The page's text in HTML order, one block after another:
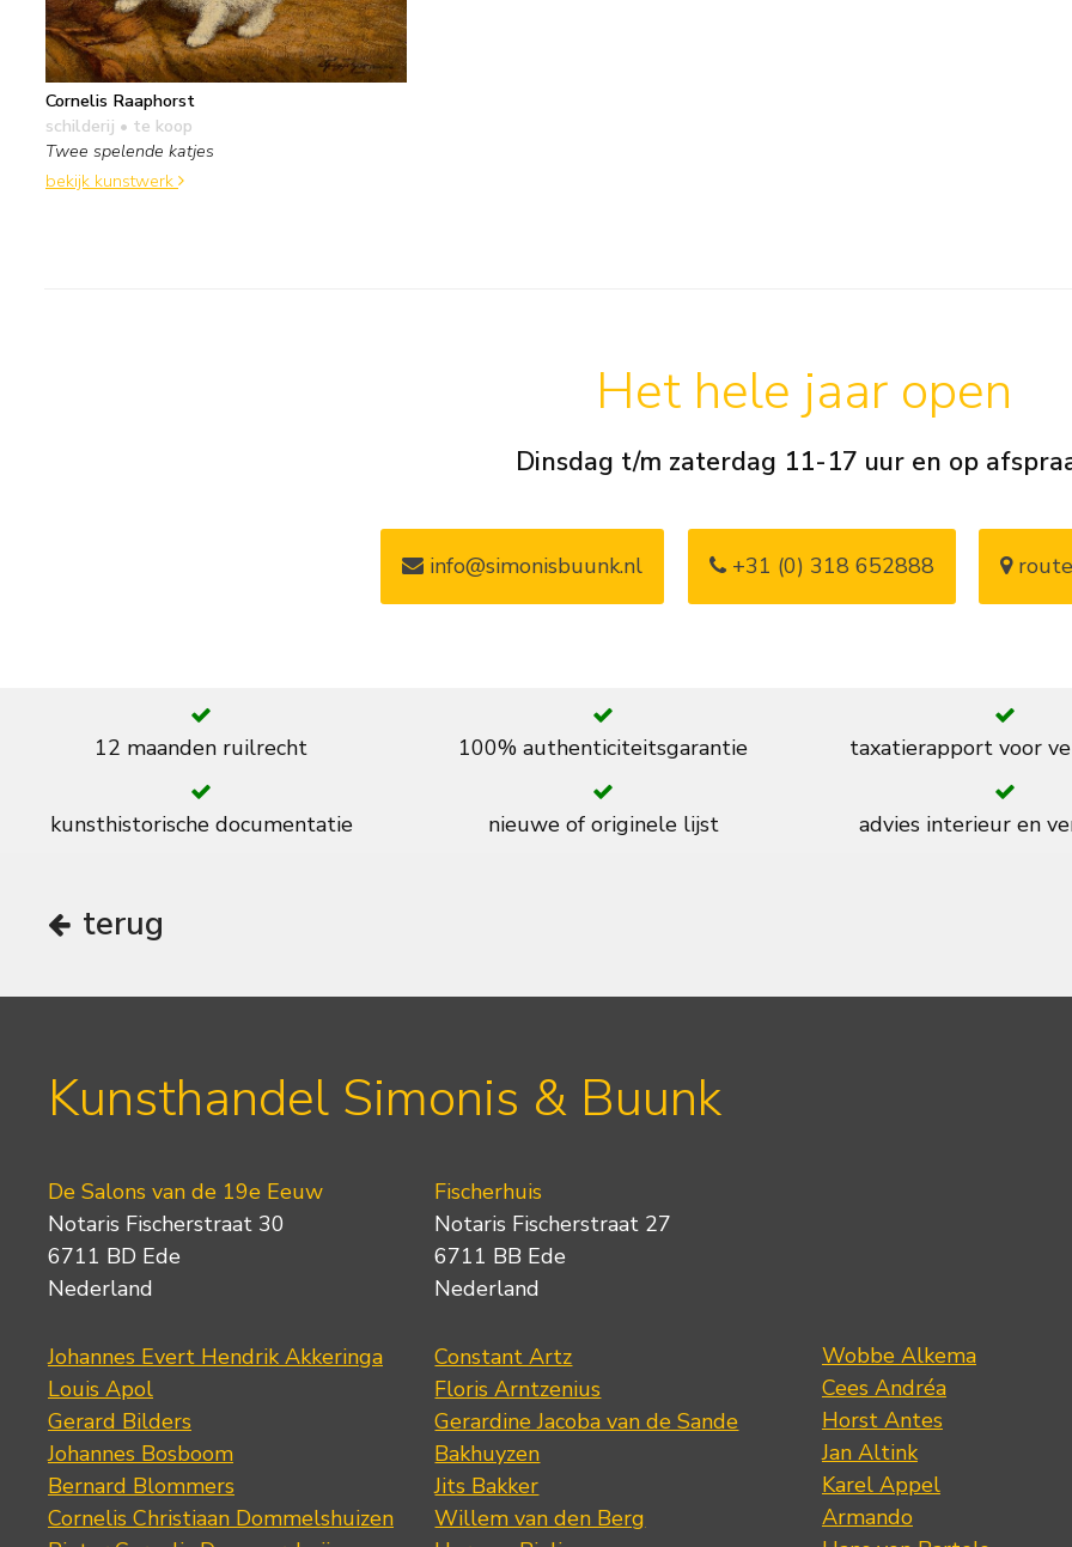
Cornelis Raaphorst
schilderij • te koop
Twee spelende katjes
bekijk kunstwerk
Het hele jaar open
Dinsdag t/m zaterdag 11-17 uur en op
info@simonisbuunk.nl +31 (0) 318 652888
12 maanden ruilrecht 100% authenticiteitsgarantie taxatierapport voor
kunsthistorische documentatie nieuwe of originele lijst advies interieur en
terug
Kunsthandel Simonis & Buunk
De Salons van de 19e Eeuw
Notaris Fischerstraat 30
6711 BD Ede
Nederland
Johannes Evert Hendrik Akkeringa
Louis Apol
Gerard Bilders
Johannes Bosboom
Bernard Blommers
Cornelis Christiaan Dommelshuizen
Fischerhuis
Notaris Fischerstraat 27
6711 BB Ede
Nederland
Constant Artz
Floris Arntzenius
Gerardine Jacoba van de Sande
Bakhuyzen
Jits Bakker
Willem van den Berg
Wobbe Alkema
Cees Andréa
Horst Antes
Jan Altink
Karel Appel
Armando